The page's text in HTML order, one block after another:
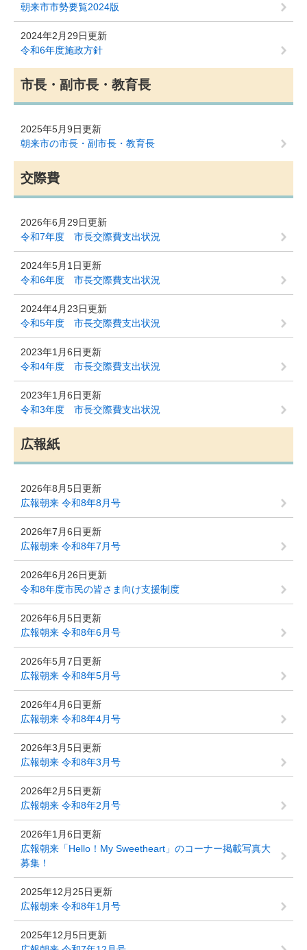
朝来市市勢要覧2024版
2024年2月29日更新
令和6年度施政方針
市長・副市長・教育長
2025年5月9日更新
朝来市の市長・副市長・教育長
交際費
2026年6月29日更新
令和7年度 市長交際費支出状況
2024年5月1日更新
令和6年度 市長交際費支出状況
2024年4月23日更新
令和5年度 市長交際費支出状況
2023年1月6日更新
令和4年度 市長交際費支出状況
2023年1月6日更新
令和3年度 市長交際費支出状況
広報紙
2026年8月5日更新
広報朝来 令和8年8月号
2026年7月6日更新
広報朝来 令和8年7月号
2026年6月26日更新
令和8年度市民の皆さま向け支援制度
2026年6月5日更新
広報朝来 令和8年6月号
2026年5月7日更新
広報朝来 令和8年5月号
2026年4月6日更新
広報朝来 令和8年4月号
2026年3月5日更新
広報朝来 令和8年3月号
2026年2月5日更新
広報朝来 令和8年2月号
2026年1月6日更新
広報朝来「Hello！My Sweetheart」のコーナー掲載写真大
募集！
2025年12月25日更新
広報朝来 令和8年1月号
2025年12月5日更新